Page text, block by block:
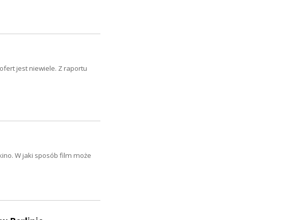
jest niewiele. Z raportu
W jaki sposób film może